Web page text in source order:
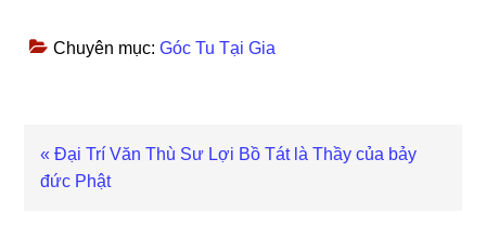
Chuyên mục:Góc Tu Tại Gia
Bài
viết
« Đại Trí Văn Thù Sư Lợi Bồ Tát là Thầy của bảy
đức Phật